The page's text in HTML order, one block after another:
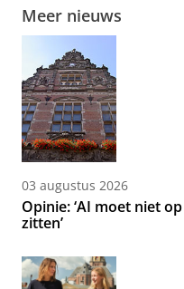
Meer nieuws
03 augustus 2026
Opinie: ‘AI moet niet
zitten’